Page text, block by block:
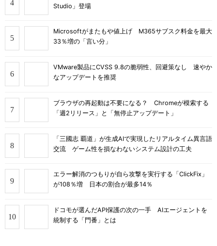
Studio」登場
Microsoftがまたもや値上げ M365サブスク料金を最大
33％増の「言い分」
VMware製品にCVSS 9.8の脆弱性、回避策なし 速やか
なアップデートを推奨
ブラウザの再起動は不要になる？ Chromeが模索する
「週2リリース」と「無停止アップデート」
「三國志 覇道」が生成AIで実現したリアルタイム異言語
交流 ゲーム性を損なわないシステム設計の工夫
エラー解消のつもりが自ら攻撃を実行する「ClickFix」
が108％増 日本の割合が最多14％
ドコモが選んだAPI保護の次の一手 AIエージェントを
統制する「門番」とは